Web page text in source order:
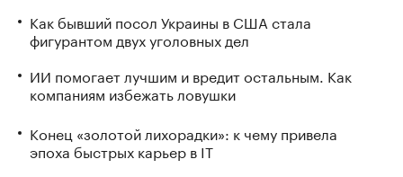
Как бывший посол Украины в США стала
фигурантом двух уголовных дел
ИИ помогает лучшим и вредит остальным. Как
компаниям избежать ловушки
Конец «золотой лихорадки»: к чему привела
эпоха быстрых карьер в IT